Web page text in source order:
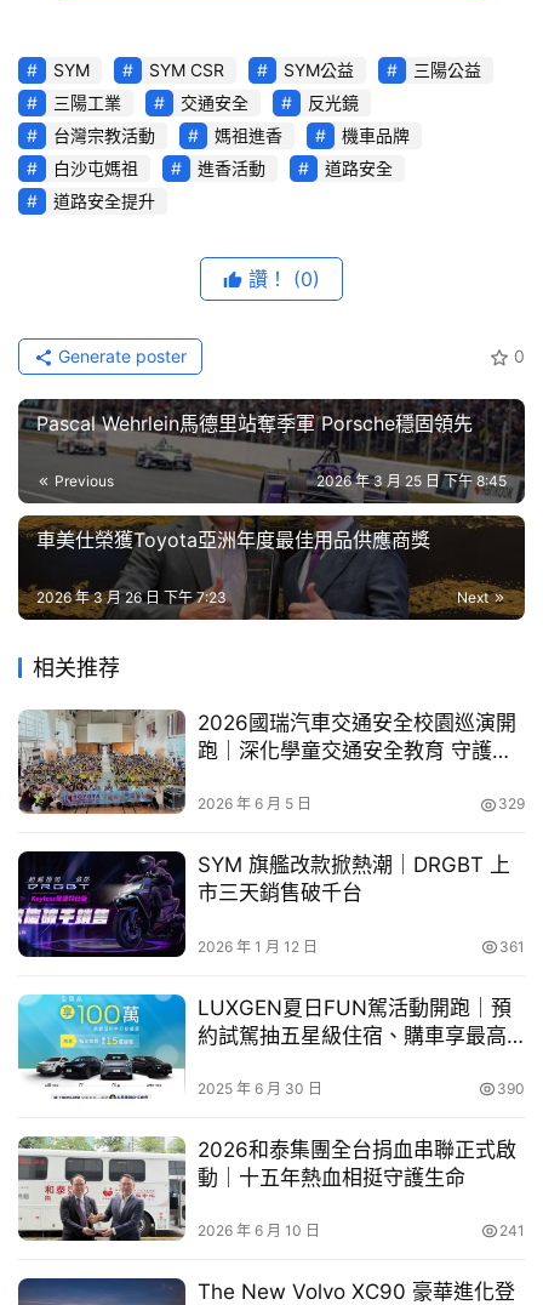
界
玩
C
A
R
綜
口
中
古
車
行
大
古
買
車
幫
忙
跨
玩
C
A
R
路，讓信仰的溫暖與安全的保障，在進香路上始終相隨」
六輪全動員！「鏡」善「鏡」美  護航37萬信眾
拱天宮總幹事陳春發對此義舉表示高度肯定：「白沙屯媽祖
進香是一條充滿愛與奉獻之路，非常感謝三陽工業多年來的
力」的強大機動力，提供22台機車及5輛Hyundai現代汽
車，支援交通組工作人員，大幅提升進香期間的交通指引與
秩序維護效率 。
出發前夕，由拱天宮副總幹事林幸福帶領三陽志工向媽祖虔
誠上香 。林副總幹事強調，志工們提前「擦亮平安路」的
者皆能平安順利、身心康泰 。
信仰有神、行路有SYM：志工熱血跨越山海線
「海線」與「山線」兩大服務區域，由10組小隊組成，採取
「山海並進」策略，從新竹出發，橫跨苗栗、台中、彰化及
雲林等27處交通熱點，10個小組來回總里程高達3,089公
服務區域涵蓋拱天宮、白沙屯火車站、秋茂園、鎮安宮、慈
雲寺、慈和宮、苑裡火車站、鎮瀾宮、朝興宮、紫雲巖、艾
肯運動休閒服飾、童綜合醫院、南瑤宮、秀傳醫院、昌一汽
車公司、福安宮、福海宮、大北門福營宮、廣福宮、新街玄
SYM SYM CSR SYM公益
三陽公益
三陽工業
交通安全
反光鏡
台灣宗教活動
媽祖進香
機車品牌
白沙屯媽祖
進香活動
道路安全
道路安全提升
讚！ (0)
0
Generate poster
Pascal Wehrlein馬德里站奪季軍 Porsche穩固領先
Previous 2026 年 3 月 25 日 下午 8:45
車美仕榮獲Toyota亞洲年度最佳用品供應商獎
Next
2026 年 3 月 26 日 下午 7:23
相关推荐
2026國瑞汽車交通安全校園巡演開
跑｜深化學童交通安全教育 守護安
2026 年 6 月 5 日 329
SYM 旗艦改款掀熱潮｜DRGBT 上
市三天銷售破千台
2026 年 1 月 12 日 361
LUXGEN夏日FUN駕活動開跑｜預
約試駕抽五星級住宿、購車享最高
2025 年 6 月 30 日 390
2026和泰集團全台捐血串聯正式啟
動｜十五年熱血相挺守護生命
2026 年 6 月 10 日 241
The New Volvo XC90 豪華進化登